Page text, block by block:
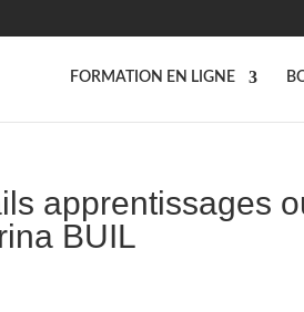
FORMATION EN LIGNE
apprentissages
BUIL